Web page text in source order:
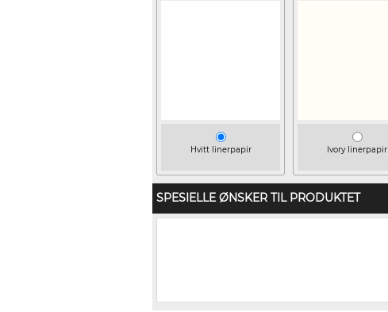
Hvitt linerpapir Ivory linerpapir
SPESIELLE ØNSKER TIL PRODUKTET